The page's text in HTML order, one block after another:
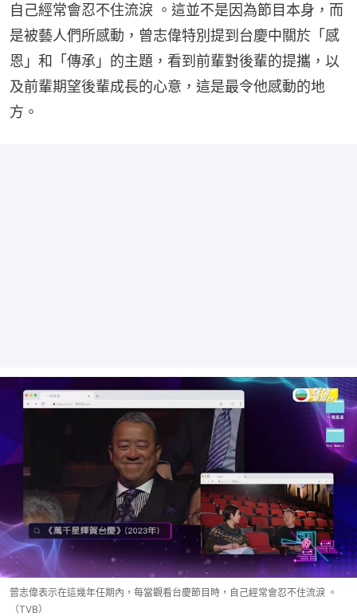
自己經常會忍不住流淚 。這並不是因為節目本身，而
是被藝人們所感動，曾志偉特別提到台慶中關於「感
恩」和「傳承」的主題，看到前輩對後輩的提攜，以
及前輩期望後輩成長的心意，這是最令他感動的地
方。
曾志偉表示在這幾年任期內，每當觀看台慶節目時，自己經常會忍不住流淚 。
（TVB）